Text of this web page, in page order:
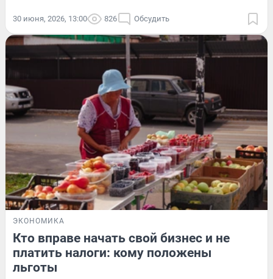
30 июня, 2026, 13:00 826 Обсудить
ЭКОНОМИКА
Кто вправе начать свой бизнес и не
платить налоги: кому положены
льготы